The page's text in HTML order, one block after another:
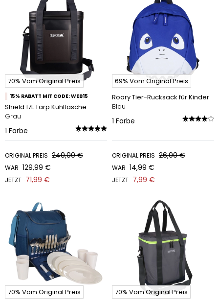
70% Vom Original Preis
15% RABATT MIT CODE: WEB15
Shield 17L Tarp Kühltasche
Grau
1 Farbe
ORIGINAL PREIS 240,00 €
WAR 129,99 €
JETZT 71,99 €
69% Vom Original Preis
Roary Tier-Rucksack für Kinder
Blau
1 Farbe
ORIGINAL PREIS 26,00 €
WAR 14,99 €
JETZT 7,99 €
70% Vom Original Preis
70% Vom Original Preis